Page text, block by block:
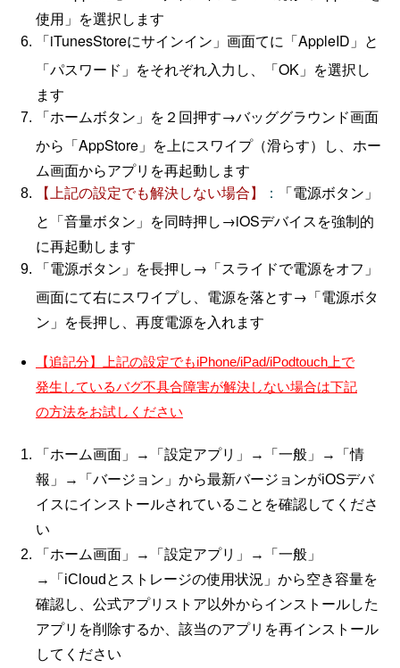
使用」を選択します
「iTunesStoreにサインイン」画面てに「AppleID」と
「パスワード」をそれぞれ入力し、「OK」を選択し
ます
「ホームボタン」を２回押す→バッググラウンド画面
から「AppStore」を上にスワイプ（滑らす）し、ホー
ム画面からアプリを再起動します
【上記の設定でも解決しない場合】
： 「電源ボタン」
と「音量ボタン」を同時押し→iOSデバイスを強制的
に再起動します
「電源ボタン」を長押し→「スライドで電源をオフ」
画面にて右にスワイプし、電源を落とす→「電源ボタ
ン」を長押し、再度電源を入れます
【追記分】上記の設定でもiPhone/iPad/iPodtouch 上で
発生しているバグ不具合障害が解決しない場合は下記
の方法をお試しください
「ホーム画面」→「設定アプリ」→「一般」→「情
報」→「バージョン」から最新バージョンがiOSデバ
イスにインストールされていることを確認してくださ
い
「ホーム画面」→「設定アプリ」→「一般」
→「 iCloud とストレージの使用状況」から空き容量を
確認し、公式アプリストア以外からインストールした
アプリを削除するか、該当のアプリを再インストール
してください